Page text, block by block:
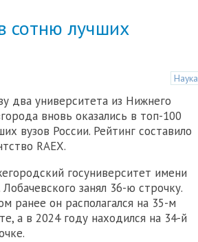
сотню лучших
Наука
два университета из Нижнего
вновь оказались в топ-100
вузов России. Рейтинг составило
RAEX.
госуниверситет имени
занял 36-ю строчку.
ранее он располагался на 35-м
а в 2024 году находился на 34-й